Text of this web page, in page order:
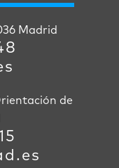
Madrid
de